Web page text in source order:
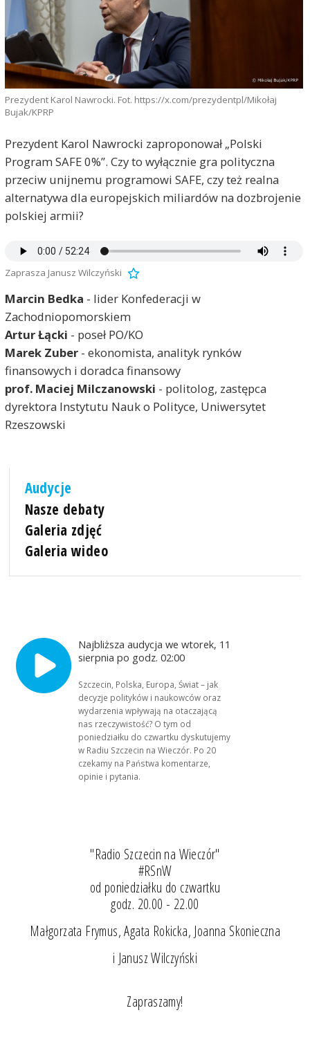
Prezydent Karol Nawrocki. Fot. https://x.com/prezydentpl/Mikołaj
Bujak/KPRP
Prezydent Karol Nawrocki zaproponował „Polski
Program SAFE 0%”. Czy to wyłącznie gra polityczna
przeciw unijnemu programowi SAFE, czy też realna
alternatywa dla europejskich miliardów na dozbrojenie
polskiej armii?
Zaprasza Janusz Wilczyński
Marcin Bedka - lider Konfederacji w
Zachodniopomorskiem
Artur Łącki - poseł PO/KO
Marek Zuber- ekonomista, analityk rynków
finansowych i doradca finansowy
prof. Maciej Milczanowski - politolog, zastępca
dyrektora Instytutu Nauk o Polityce, Uniwersytet
Rzeszowski
Audycje
Nasze debaty
Galeria zdjęć
Galeria wideo
Najbliższa audycja we wtorek, 11
sierpnia po godz. 02:00
Szczecin, Polska, Europa, Świat – jak
decyzje polityków i naukowców oraz
wydarzenia wpływają na otaczającą
nas rzeczywistość? O tym od
poniedziałku do czwartku dyskutujemy
w Radiu Szczecin na Wieczór. Po 20
czekamy na Państwa komentarze,
opinie i pytania.
"Radio Szczecin na Wieczór"
#RSnW
od poniedziałku do czwartku
godz. 20.00 - 22.00
Małgorzata Frymus, Agata Rokicka, Joanna Skonieczna
i Janusz Wilczyński
Zapraszamy!